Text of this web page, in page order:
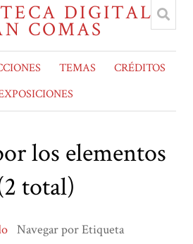
TEMAS
CRÉDITOS
los elementos
total)
Navegar por Etiqueta